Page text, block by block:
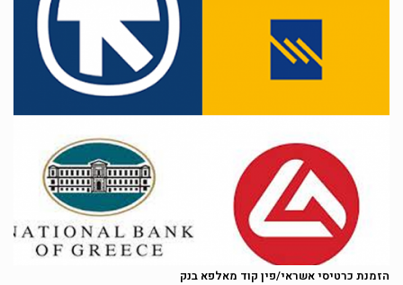
הזמנת כרטיסי אשראי/פין קוד מאלפא בנק